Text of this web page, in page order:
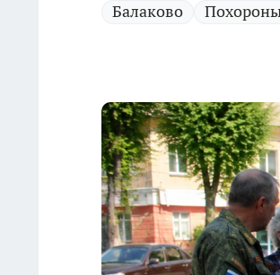
Балаково